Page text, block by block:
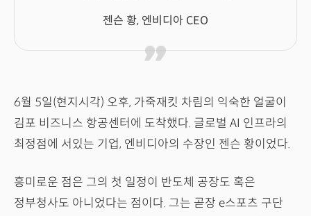
젠슨 황, 엔비디아 CEO
6월 5일(현지시각) 오후, 가죽재킷 차림의 익숙한 얼굴이
김포 비즈니스 항공센터에 도착했다. 글로벌 AI 인프라의
최정점에 서있는 기업, 엔비디아의 수장인 젠슨 황이었다.
흥미로운 점은 그의 첫 일정이 반도체 공장도 혹은
정부청사도 아니었다는 점이다. 그는 곧장 e스포츠 구단